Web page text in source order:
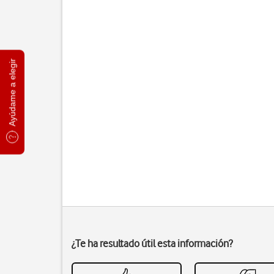
Ayúdame a elegir
¿Te ha resultado útil esta información?